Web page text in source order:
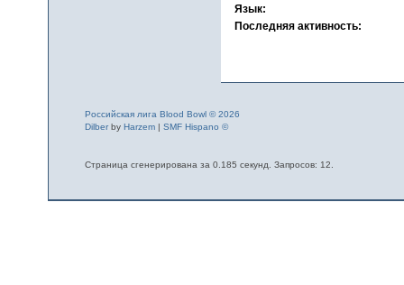
Язык:
Последняя активность:
Российская лига Blood Bowl © 2026
Dilberby Harzem| SMF Hispano ©
Страница сгенерирована за 0.185 секунд. Запросов: 12.